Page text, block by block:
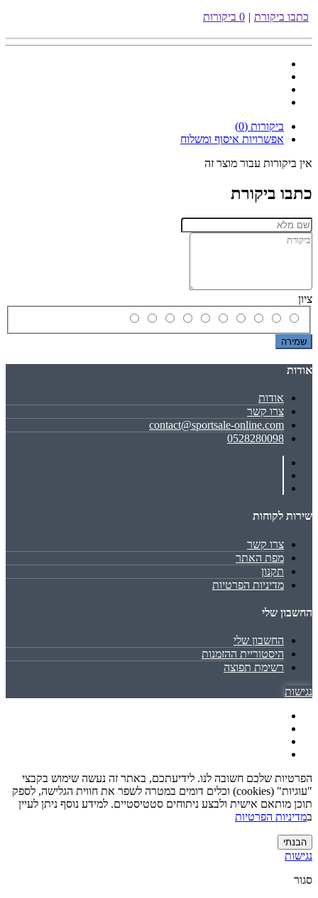
כתבו ביקורת | 0 ביקורות
ביקורות (0)
אפשרויות איסוף ומשלוח
אין ביקורות עבור מוצר זה
כתבו ביקורת
ציון
שמירה
אודות
אודות
צרו קשר
contact@sportsale-online.com
0528280098
שירות לקוחות
צרו קשר
מפת האתר
תקנון
מדיניות הפרטיות
החשבון שלי
החשבון שלי
היסטוריית ההזמנות
רשימת תפוצה
נגישות
הפרטיות שלכם חשובה לנו. לידיעתכם, באתר זה נעשה שימוש בקבצי
"עוגיות" (cookies) וכלים דומים במטרה לשפר את חווית הגלישה, לספק
תוכן מותאם אישית ולבצע ניתוחים סטטיסטיים. למידע נוסף ניתן לעיין
במדיניות הפרטיות
הבנתי
נגישות
סגור